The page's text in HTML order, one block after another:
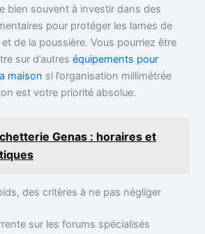
bien souvent à investir dans des
pour protéger les lames de
et de la poussière. Vous pourriez être
sur d’autreséquipements pour
maison si l’organisation millimétrée
est votre priorité absolue.
Genas : horaires et
des critères à ne pas négliger
sur les forums spécialisés